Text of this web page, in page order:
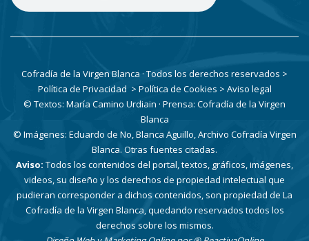
Cofradía de la Virgen Blanca · Todos los derechos reservados >
Política de Privacidad > Política de Cookies > Aviso legal
© Textos: María Camino Urdiain · Prensa: Cofradía de la Virgen
Blanca
© Imágenes: Eduardo de No, Blanca Aguillo, Archivo Cofradía Virgen
Blanca. Otras fuentes citadas.
Aviso: Todos los contenidos del portal, textos, gráficos, imágenes,
videos, su diseño y los derechos de propiedad intelectual que
pudieran corresponder a dichos contenidos, son propiedad de La
Cofradía de la Virgen Blanca, quedando reservados todos los
derechos sobre los mismos.